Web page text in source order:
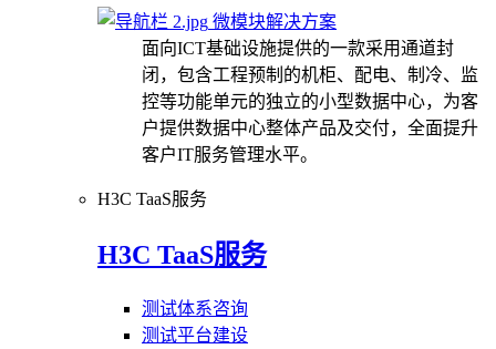
微模块解决方案
面向ICT基础设施提供的一款采用通道封
闭，包含工程预制的机柜、配电、制冷、监
控等功能单元的独立的小型数据中心，为客
户提供数据中心整体产品及交付，全面提升
客户IT服务管理水平。
H3C TaaS服务
H3C TaaS服务
测试体系咨询
测试平台建设